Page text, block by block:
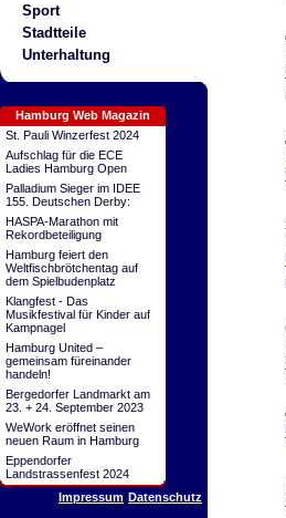
Sport
Stadtteile
Unterhaltung
Hamburg Web Magazin
St. Pauli Winzerfest 2024
Aufschlag für die ECE
Ladies Hamburg Open
Palladium Sieger im IDEE
155. Deutschen Derby:
HASPA-Marathon mit
Rekordbeteiligung
Hamburg feiert den
Weltfischbrötchentag auf
dem Spielbudenplatz
Klangfest - Das
Musikfestival für Kinder auf
Kampnagel
Hamburg United –
gemeinsam füreinander
handeln!
Bergedorfer Landmarkt am
23. + 24. September 2023
WeWork eröffnet seinen
neuen Raum in Hamburg
Eppendorfer
Landstrassenfest 2024
Impressum Datenschutz